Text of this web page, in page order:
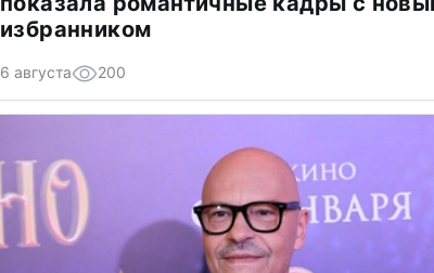
избранником
6 августа 200